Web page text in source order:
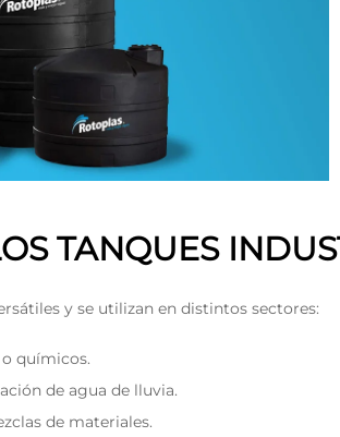
TANQUES
y se utilizan en distintos sectores:
químicos.
de agua de lluvia.
de materiales.